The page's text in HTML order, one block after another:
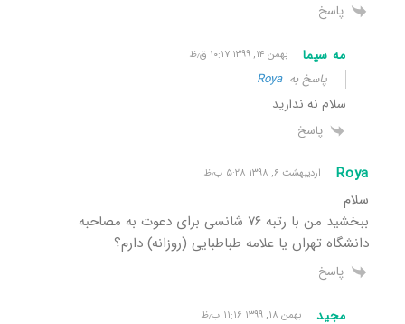
پاسخ
مه سیما بهمن ۱۴, ۱۳۹۹ ۱۰:۱۷ ق٫ظ
پاسخ بهRoya
سلام نه ندارید
پاسخ
Roya اردیبهشت ۶, ۱۳۹۸ ۵:۲۸ ب٫ظ
سلام
ببخشید من با رتبه ۷۶ شانسی برای دعوت به مصاحبه
دانشگاه تهران یا علامه طباطبایی (روزانه) دارم؟
پاسخ
مجید بهمن ۱۸, ۱۳۹۹ ۱۱:۱۶ ب٫ظ